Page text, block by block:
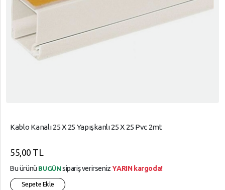
Kablo Kanalı 25 X 25 Yapışkanlı 25 X 25 Pvc 2mt
55,00 TL
Bu ürünü BUGÜN sipariş verirsenizYARIN kargoda!
Sepete Ekle